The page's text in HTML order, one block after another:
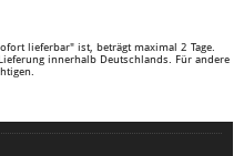
lieferbar" ist, beträgt maximal 2 Tage.
innerhalb Deutschlands. Für andere